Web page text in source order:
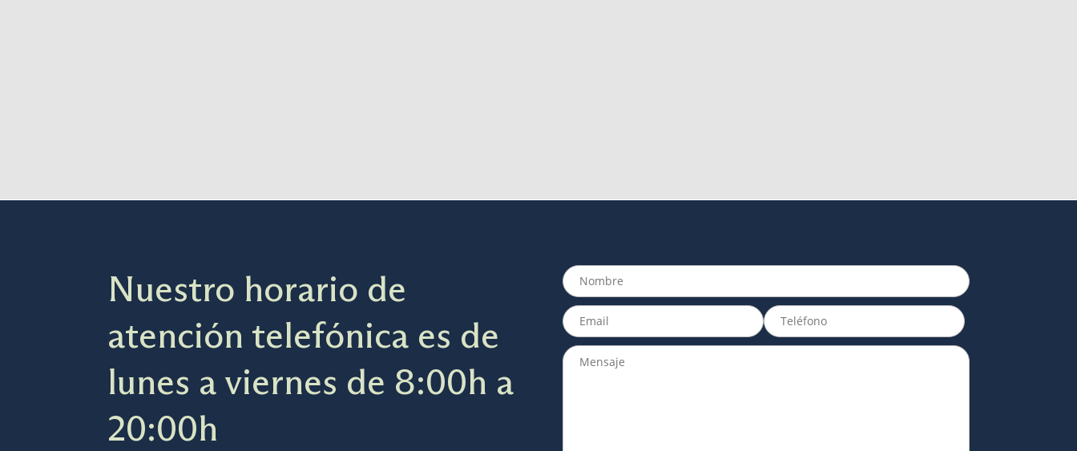
Nuestro horario de
atención telefónica es de
lunes a viernes de 8:00h a
20:00h